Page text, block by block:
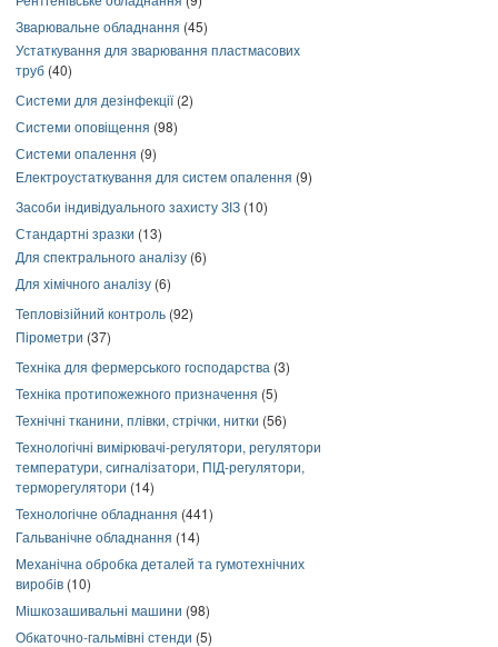
Зварювальне обладнання (45)
Устаткування для зварювання пластмасових
труб (40)
Системи для дезінфекції(2)
Системи оповіщення (98)
Системи опалення (9)
Електроустаткування для систем опалення (9)
Засоби індивідуального захисту ЗІЗ (10)
Стандартні зразки (13)
Для спектрального аналізу (6)
Для хімічного аналізу (6)
Тепловізійний контроль (92)
Пірометри (37)
Техніка для фермерського господарства (3)
Техніка протипожежного призначення (5)
Технічні тканини, плівки, стрічки, нитки (56)
Технологічні вимірювачі-регулятори, регулятори
температури, сигналізатори, ПІД-регулятори,
терморегулятори (14)
Технологічне обладнання (441)
Гальванічне обладнання (14)
Механічна обробка деталей та гумотехнічних
виробів (10)
Мішкозашивальні машини (98)
Обкаточно-гальмівні стенди (5)